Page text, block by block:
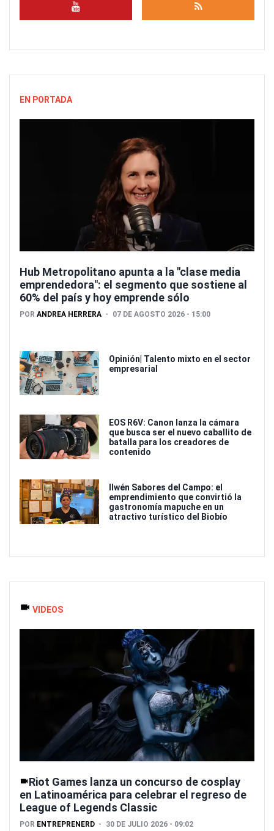
EN PORTADA
Hub Metropolitano apunta a la "clase media
emprendedora": el segmento que sostiene al
60% del país y hoy emprende sólo
POR ANDREA HERRERA 07 DE AGOSTO 2026 - 15:00
Opinión| Talento mixto en el sector
empresarial
EOS R6V: Canon lanza la cámara
que busca ser el nuevo caballito de
batalla para los creadores de
contenido
Ilwén Sabores del Campo: el
emprendimiento que convirtió la
gastronomía mapuche en un
atractivo turístico del Biobío
VIDEOS
Riot Games lanza un concurso de cosplay
en Latinoamérica para celebrar el regreso de
League of Legends Classic
POR ENTREPRENERD 30 DE JULIO 2026 - 09:02